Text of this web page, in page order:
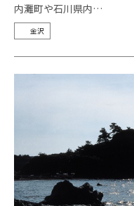
内灘町や石川県内…
金沢